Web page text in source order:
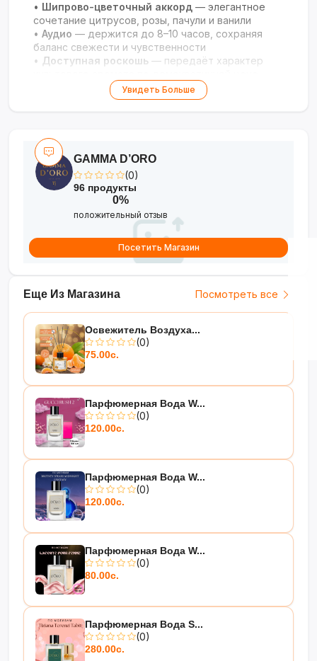
• Шипрово-цветочный аккорд — элегантное
сочетание цитрусов, розы, пачули и ванили
• Аудио — держится до 8–10 часов, сохраняя
баланс свежести и чувственности
• Доступная роскошь — передаёт характер
Универсальность— для повседневной носки,
офиса и особых случаев
Увидеть Больше
Еще Из Магазина Посмотреть все
Освежитель Воздуха...
(0)
75.00с.
Парфюмерная Вода W...
(0)
120.00с.
Парфюмерная Вода W...
(0)
120.00с.
Парфюмерная Вода W...
(0)
80.00с.
Парфюмерная Вода S...
(0)
280.00с.
GAMMA D’ORO
(0)
96 продукты
0%
положительный отзыв
Посетить Магазин